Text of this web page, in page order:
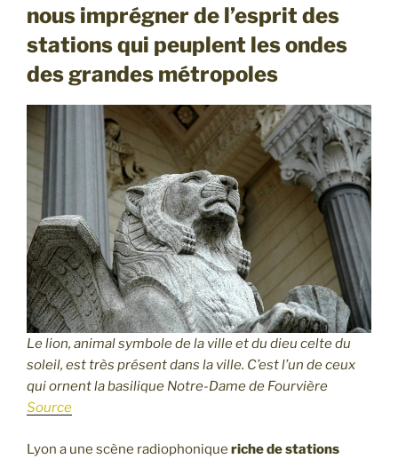
nous imprégner de l’esprit des
stations qui peuplent les ondes
des grandes métropoles
Le lion, animal symbole de la ville et du dieu celte du
soleil, est très présent dans la ville. C’est l’un de ceux
qui ornent la basilique Notre-Dame de Fourvière
Source
Lyon a une scène radiophonique riche de stations